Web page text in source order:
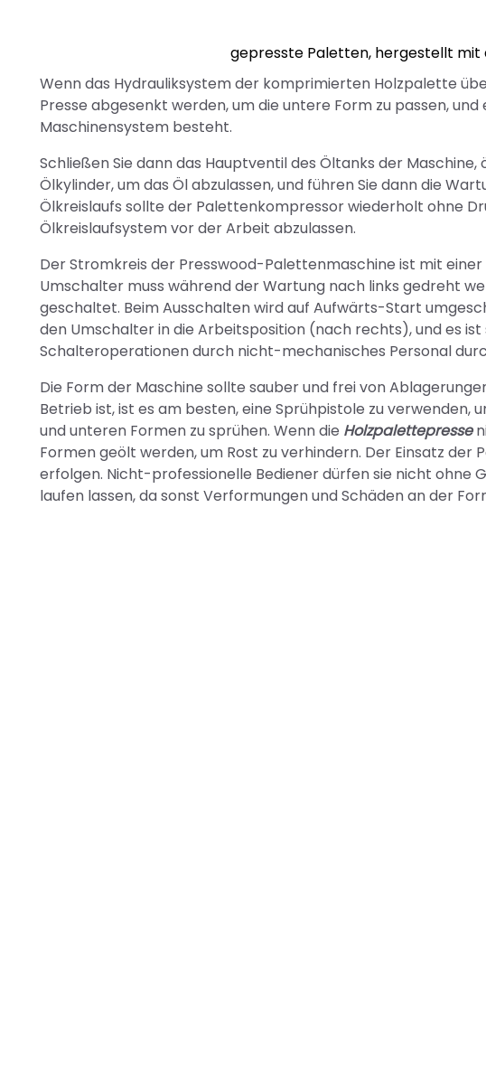
gepresste Paletten, hergestellt
Wenn das Hydrauliksystem der komprimierten Holzpalette
Presse abgesenkt werden, um die untere Form zu passen,
Maschinensystem besteht.
Schließen Sie dann das Hauptventil des Öltanks der
Ölkylinder, um das Öl abzulassen, und führen Sie dann die
Ölkreislaufs sollte der Palettenkompressor wiederholt ohne
Ölkreislaufsystem vor der Arbeit abzulassen.
Der Stromkreis der Presswood-Palettenmaschine ist mit
Umschalter muss während der Wartung nach links gedreht
geschaltet. Beim Ausschalten wird auf Aufwärts-Start
den Umschalter in die Arbeitsposition (nach rechts), und es
Schalteroperationen durch nicht-mechanisches Personal
Die Form der Maschine sollte sauber und frei von
Betrieb ist, ist es am besten, eine Sprühpistole zu verwenden,
und unteren Formen zu sprühen. Wenn die Holzpalettepresse
Formen geölt werden, um Rost zu verhindern. Der Einsatz
erfolgen. Nicht-professionelle Bediener dürfen sie nicht ohne
laufen lassen, da sonst Verformungen und Schäden an der